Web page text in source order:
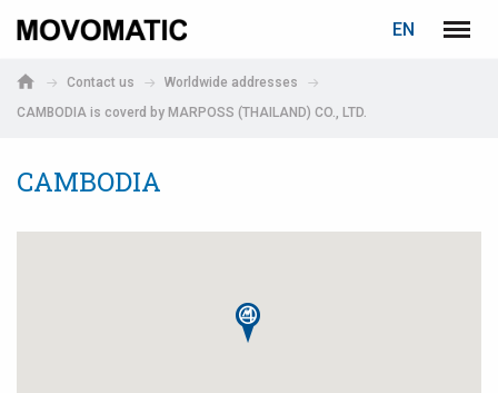
Marposs
EN
Menu
Contact us
Worldwide addresses
CAMBODIA is coverd by MARPOSS (THAILAND) CO., LTD.
CAMBODIA
Deutsch
LOGIN PASSWORD RECOVERY
Password